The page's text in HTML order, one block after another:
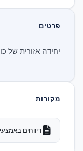
פרטים
יחידה אזורית של
מקורות
דיווחים